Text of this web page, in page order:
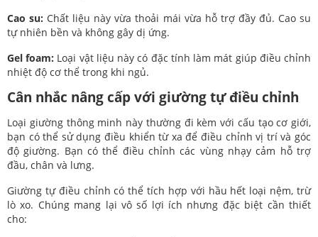
Cao su: Chất liệu này vừa thoải mái vừa hỗ trợ đầy đủ. Cao su
tự nhiên bền và không gây dị ứng.
Gel foam: Loại vật liệu này có đặc tính làm mát giúp điều chỉnh
nhiệt độ cơ thể trong khi ngủ.
Cân nhắc nâng cấp với giường tự điều chỉnh
Loại giường thông minh này thường đi kèm với cấu tạo cơ giới,
bạn có thể sử dụng điều khiển từ xa để điều chỉnh vị trí và góc
độ giường. Bạn có thể điều chỉnh các vùng nhạy cảm hỗ trợ
đầu, chân và lưng.
Giường tự điều chỉnh có thể tích hợp với hầu hết loại nệm, trừ
lò xo. Chúng mang lại vô số lợi ích nhưng đặc biệt cần thiết
cho: